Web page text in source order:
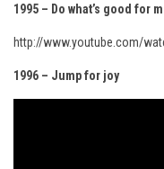
1995 – Do what’s good for
http://www.youtube.com/
1996 – Jump for joy